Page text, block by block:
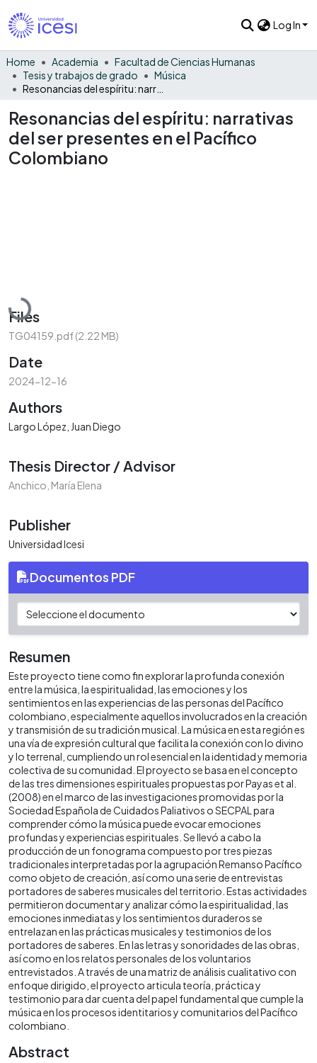
Log In
Home Academia
Facultad de Ciencias Humanas
Tesis y trabajos de grado
Música
Resonancias del espíritu: narrativas
del ser presentes en el Pacífico
Colombiano
Loading...
Files
TG04159.pdf(2.22 MB)
Date
2024-12-16
Authors
Largo López, Juan Diego
Thesis Director / Advisor
Anchico, María Elena
Publisher
Universidad Icesi
Documentos PDF
Resumen
Este proyecto tiene como fin explorar la profunda conexión
entre la música, la espiritualidad, las emociones y los
sentimientos en las experiencias de las personas del Pacífico
colombiano, especialmente aquellos involucrados en la creación
y transmisión de su tradición musical. La música en esta región es
una vía de expresión cultural que facilita la conexión con lo divino
y lo terrenal, cumpliendo un rol esencial en la identidad y memoria
colectiva de su comunidad. El proyecto se basa en el concepto
de las tres dimensiones espirituales propuestas por Payas et al.
(2008) en el marco de las investigaciones promovidas por la
Sociedad Española de Cuidados Paliativos o SECPAL para
comprender cómo la música puede evocar emociones
profundas y experiencias espirituales. Se llevó a cabo la
producción de un fonograma compuesto por tres piezas
tradicionales interpretadas por la agrupación Remanso Pacífico
como objeto de creación, así como una serie de entrevistas
portadores de saberes musicales del territorio. Estas actividades
permitieron documentar y analizar cómo la espiritualidad, las
emociones inmediatas y los sentimientos duraderos se
entrelazan en las prácticas musicales y testimonios de los
portadores de saberes. En las letras y sonoridades de las obras,
así como en los relatos personales de los voluntarios
entrevistados. A través de una matriz de análisis cualitativo con
enfoque dirigido, el proyecto articula teoría, práctica y
testimonio para dar cuenta del papel fundamental que cumple la
música en los procesos identitarios y comunitarios del Pacífico
colombiano.
Abstract